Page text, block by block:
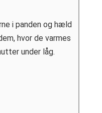
i panden og hæld
hvor de varmes
under låg.